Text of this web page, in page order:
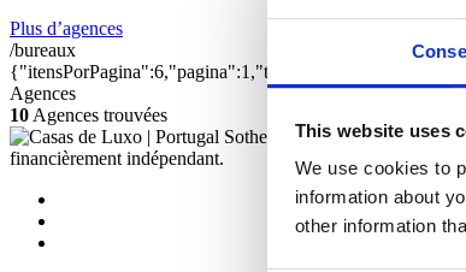
This website uses
We use cookies to
information about
other information
Plus d’agences
/bureaux
Agences
10 Agences trouvées
financièrement indépendant.